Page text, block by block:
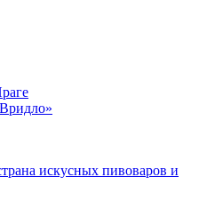
искусных пивоваров и